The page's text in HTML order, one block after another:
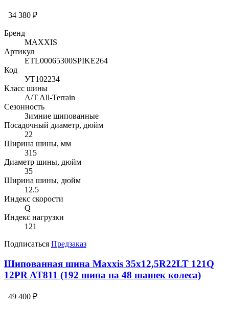
34 380 ₽
Бренд
MAXXIS
Артикул
ETL00065300SPIKE264
Код
УТ102234
Класс шины
A/T All-Terrain
Сезонность
Зимние шипованные
Посадочный диаметр, дюйм
22
Ширина шины, мм
315
Диаметр шины, дюйм
35
Ширина шины, дюйм
12.5
Индекс скорости
Q
Индекс нагрузки
121
Подписаться Предзаказ
Шипованная шина Maxxis 35x12,5R22LT 121Q
12PR AT811 (192 шипа на 48 шашек колеса)
49 400 ₽